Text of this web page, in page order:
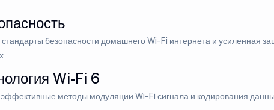
безопасности домашнего Wi-Fi интернета и усиленная
Wi-Fi 6
методы модуляции Wi-Fi сигнала и кодирования